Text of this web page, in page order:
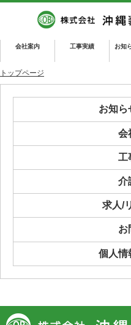
会社案内 工事実績 お知
トップページ
お知ら
会
工
介
求人/
お
個人情